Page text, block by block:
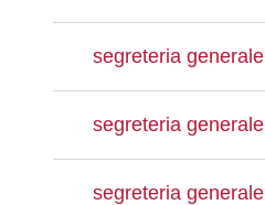
segreteria generale
segreteria generale
segreteria generale